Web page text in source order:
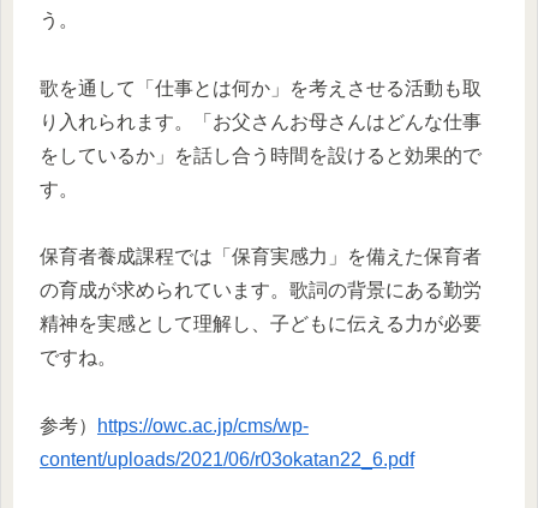
う。
歌を通して「仕事とは何か」を考えさせる活動も取
り入れられます。「お父さんお母さんはどんな仕事
をしているか」を話し合う時間を設けると効果的で
す。
保育者養成課程では「保育実感力」を備えた保育者
の育成が求められています。歌詞の背景にある勤労
精神を実感として理解し、子どもに伝える力が必要
ですね。
参考）
https://owc.ac.jp/cms/wp-
content/uploads/2021/06/r03okatan22_6.pdf